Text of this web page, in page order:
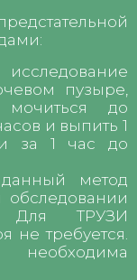
пузыре,
до
и выпить 1
за 1 час до
метод
Для ТРУЗИ
не требуется.
необходима